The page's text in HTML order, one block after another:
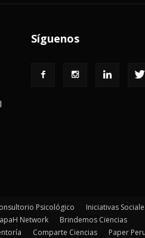
Síguenos
Psicológico
Iniciativas
Network
Brindemos Ciencias
Comparte Ciencias Paper